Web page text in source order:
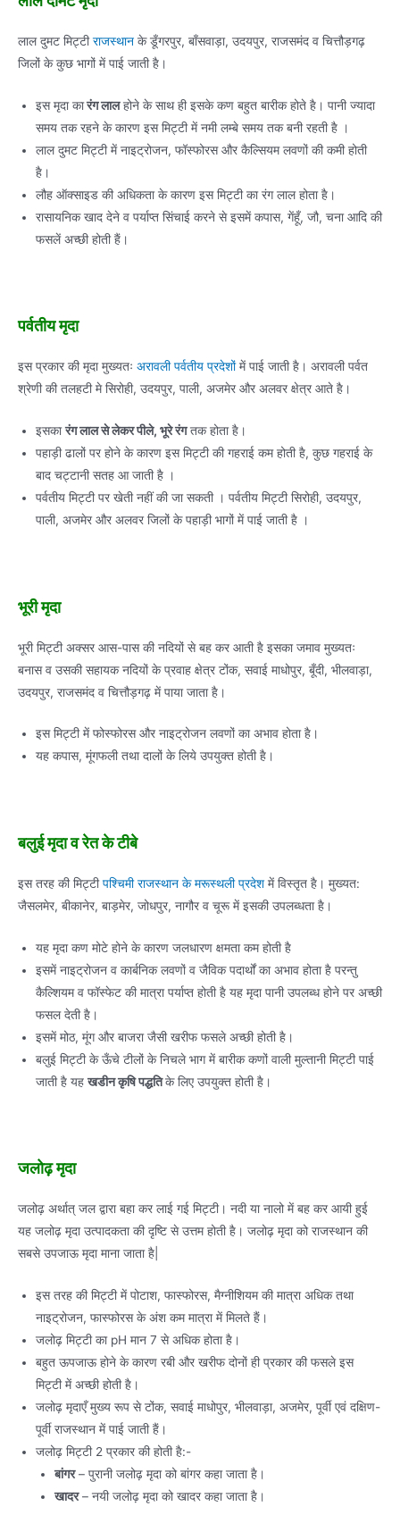
लाल दुमट मिट्टीराजस्थान के डूँगरपुर, बाँसवाड़ा, उदयपुर, राजसमंद व चित्तौड़गढ़
जिलों के कुछ भागों में पाई जाती है।
इस मृदा कारंग लालहोने के साथ ही इसके कण बहुत बारीक होते है। पानी ज्यादा
समय तक रहने के कारण इस मिट्टी में नमी लम्बे समय तक बनी रहती है ।
लाल दुमट मिट्टी में नाइट्रोजन, फॉस्फोरस और कैल्सियम लवणों की कमी होती
है।
लौह ऑक्साइड की अधिकता के कारण इस मिट्टी का रंग लाल होता है।
रासायनिक खाद देने व पर्याप्त सिंचाई करने से इसमें कपास, गेंहूँ, जौ, चना आदि की
फसलें अच्छी होती हैं।
पर्वतीय मृदा
इस प्रकार की मृदा मुख्यतः अरावली पर्वतीय प्रदेशोंमें पाई जाती है। अरावली पर्वत
श्रेणी की तलहटी मे सिरोही, उदयपुर, पाली, अजमेर और अलवर क्षेत्र आते है।
इसकारंग लाल से लेकर पीले, भूरे रंगतक होता है।
पहाड़ी ढालों पर होने के कारण इस मिट्टी की गहराई कम होती है, कुछ गहराई के
बाद चट्टानी सतह आ जाती है ।
पर्वतीय मिट्टी पर खेती नहीं की जा सकती । पर्वतीय मिट्टी सिरोही, उदयपुर,
पाली, अजमेर और अलवर जिलों के पहाड़ी भागों में पाई जाती है ।
भूरी मृदा
भूरी मिट्टी अक्सर आस-पास की नदियों से बह कर आती है इसका जमाव मुख्यतः
बनास व उसकी सहायक नदियों के प्रवाह क्षेत्र टोंक, सवाई माधोपुर, बूँदी, भीलवाड़ा,
उदयपुर, राजसमंद व चित्तौड़गढ़ में पाया जाता है।
इस मिट्टी में फोस्फोरस और नाइट्रोजन लवणों का अभाव होता है।
यह कपास, मूंगफली तथा दालों के लिये उपयुक्त होती है।
बलुई मृदा व रेत के टीबे
इस तरह की मिट्टीपश्चिमी राजस्थान के मरूस्थली प्रदेशमें विस्तृत है। मुख्यत:
जैसलमेर, बीकानेर, बाड़मेर, जोधपुर, नागौर व चूरू में इसकी उपलब्धता है।
यह मृदा कण मोटे होने के कारण जलधारण क्षमता कम होती है
इसमें नाइट्रोजन व कार्बनिक लवणों व जैविक पदार्थों का अभाव होता है परन्तु
कैल्शियम व फॉस्फेट की मात्रा पर्याप्त होती है यह मृदा पानी उपलब्ध होने पर अच्छी
फसल देती है।
इसमें मोठ, मूंग और बाजरा जैसी खरीफ फसले अच्छी होती है।
बलुई मिट्टी के ऊँचे टीलों के निचले भाग में बारीक कणों वाली मुल्तानी मिट्टी पाई
जाती है यहखडीन कृषि पद्धतिके लिए उपयुक्त होती है।
जलोढ़ मृदा
जलोढ़ अर्थात् जल द्वारा बहा कर लाई गई मिट्टी। नदी या नालो में बह कर आयी हुई
यह जलोढ़ मृदा उत्पादकता की दृष्टि से उत्तम होती है। जलोढ़ मृदा को राजस्थान की
सबसे उपजाऊ मृदा माना जाता है|
इस तरह की मिट्टी में पोटाश, फास्फोरस, मैग्नीशियम की मात्रा अधिक तथा
नाइट्रोजन, फास्फोरस के अंश कम मात्रा में मिलते हैं।
जलोढ़ मिट्टी का pH मान 7 से अधिक होता है।
बहुत ऊपजाऊ होने के कारण रबी और खरीफ दोनों ही प्रकार की फसले इस
मिट्टी में अच्छी होती है।
जलोढ़ मृदाएँ मुख्य रूप से टोंक, सवाई माधोपुर, भीलवाड़ा, अजमेर, पूर्वी एवं दक्षिण-
पूर्वी राजस्थान में पाई जाती हैं।
जलोढ़ मिट्टी 2 प्रकार की होती है:-
बांगर– पुरानी जलोढ़ मृदा को बांगर कहा जाता है।
खादर– नयी जलोढ़ मृदा को खादर कहा जाता है।